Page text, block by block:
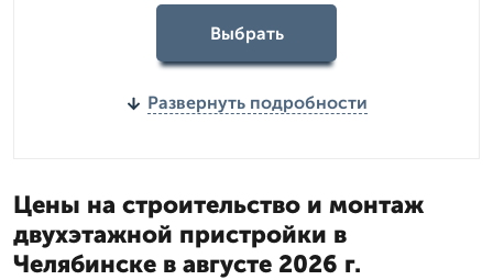
Выбрать
Развернуть подробности
Цены на строительство и монтаж
двухэтажной пристройки в
Челябинске в августе 2026 г.